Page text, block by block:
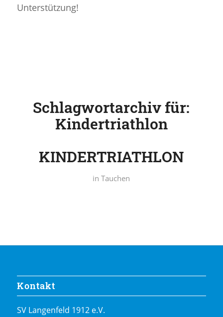
Unterstützung!
Schlagwortarchiv für:
Kindertriathlon
KINDERTRIATHLON
inTauchen
Kontakt
SV Langenfeld 1912 e.V.